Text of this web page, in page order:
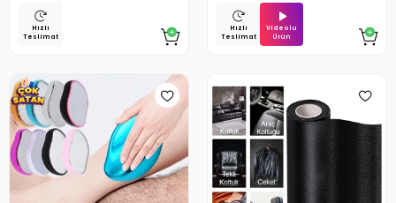
Hızlı
Teslimat
Hızlı
Teslimat
Videolu
Ürün